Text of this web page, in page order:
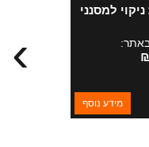
למסנני
מידע נוסף
›